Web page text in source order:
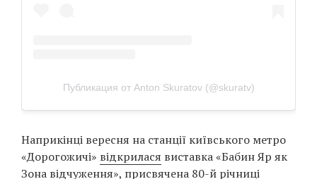
Публикация от Anton Skuratov (@skuratv)
Наприкінці вересня на станції київського метро
«Дорогожичі» відкрилася виставка «Бабин Яр як
Зона відчуження», присвячена 80-й річниці